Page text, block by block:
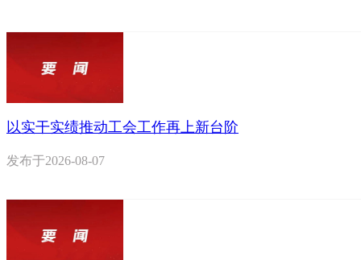
以实干实绩推动工会工作再上新台阶
发布于2026-08-07